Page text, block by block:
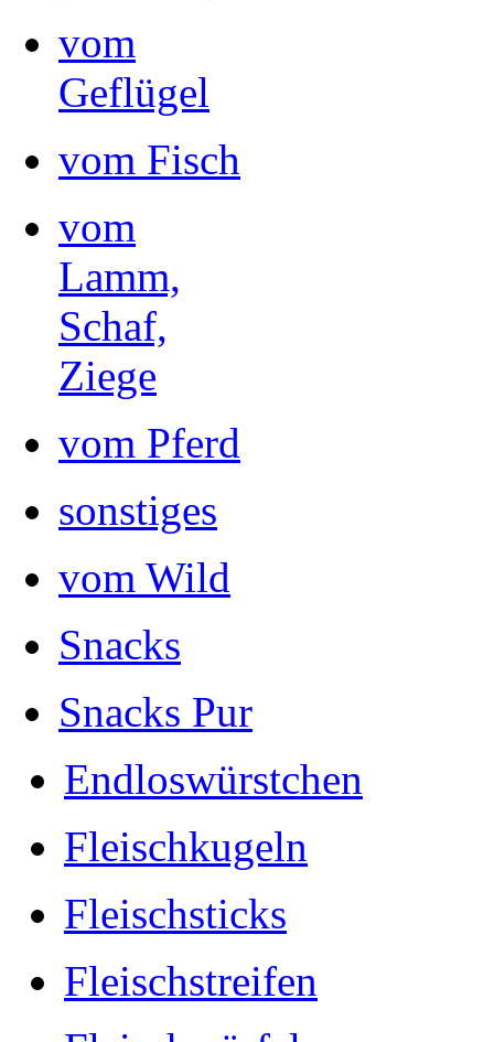
vom
Geflügel
vom Fisch
vom
Lamm,
Schaf,
Ziege
vom Pferd
sonstiges
vom Wild
Snacks
Snacks Pur
Endloswürstchen
Fleischkugeln
Fleischsticks
Fleischstreifen